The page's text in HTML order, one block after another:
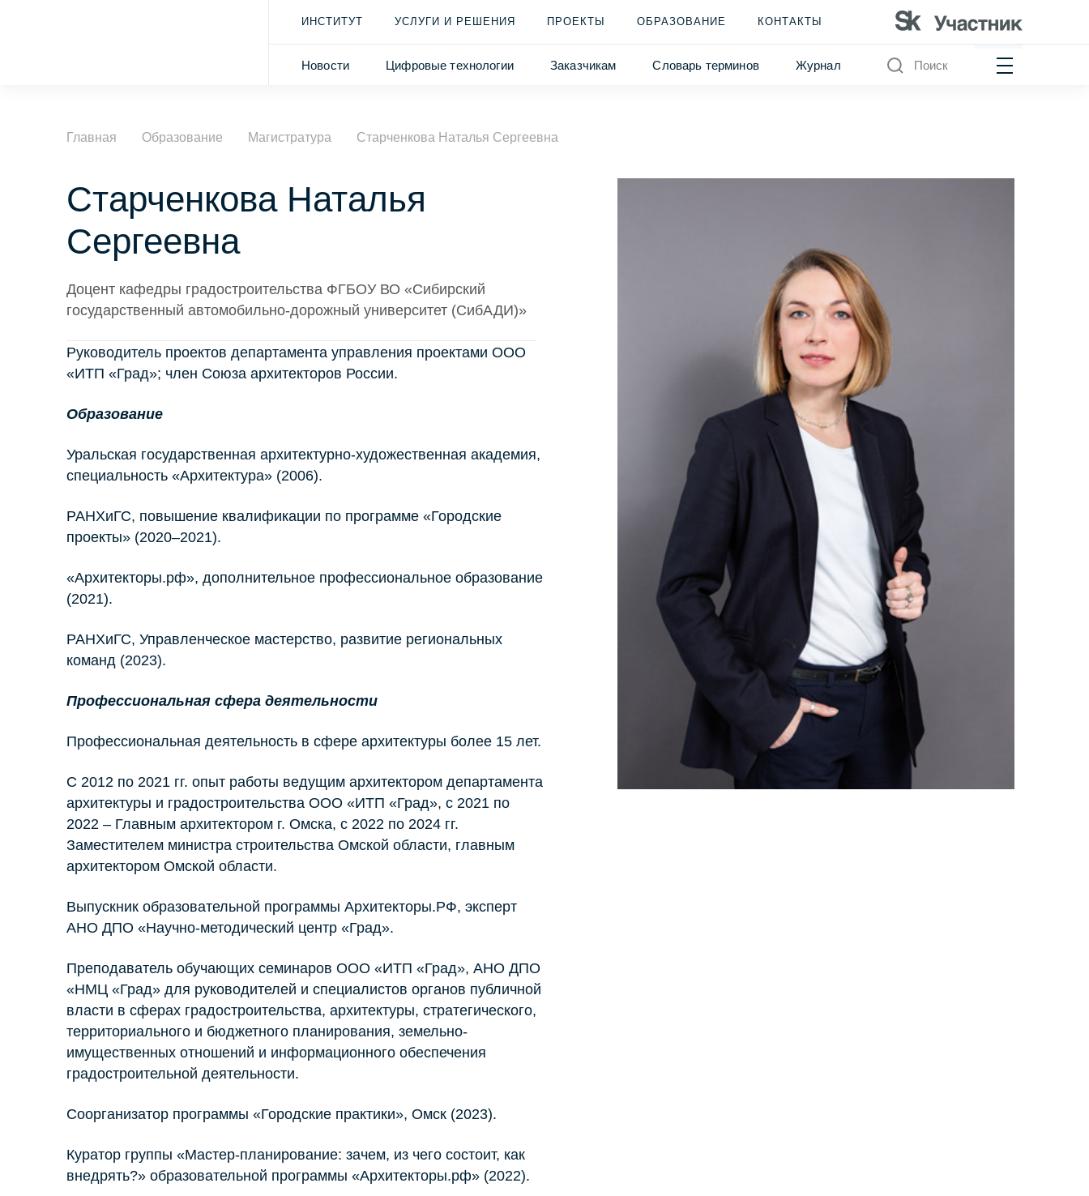
ИНСТИТУТ УСЛУГИ И РЕШЕНИЯ ПРОЕКТЫ ОБРАЗОВАНИЕ КОНТАКТЫ
Новости Цифровые технологии Заказчикам Словарь терминов Журнал Поиск
Главная Образование Магистратура Старченкова Наталья Сергеевна
Старченкова Наталья
Сергеевна
Доцент кафедры градостроительства ФГБОУ ВО «Сибирский
государственный автомобильно-дорожный университет (СибАДИ)»
Руководитель проектов департамента управления проектами ООО
«ИТП «Град»; член Союза архитекторов России.
Образование
Уральская государственная архитектурно-художественная академия,
специальность «Архитектура» (2006).
РАНХиГС, повышение квалификации по программе «Городские
проекты» (2020–2021).
«Архитекторы.рф», дополнительное профессиональное образование
(2021).
РАНХиГС, Управленческое мастерство, развитие региональных
команд (2023).
Профессиональная сфера деятельности
Профессиональная деятельность в сфере архитектуры более 15 лет.
С 2012 по 2021 гг. опыт работы ведущим архитектором департамента
архитектуры и градостроительства ООО «ИТП «Град», с 2021 по
2022 – Главным архитектором г. Омска, с 2022 по 2024 гг.
Заместителем министра строительства Омской области, главным
архитектором Омской области.
Выпускник образовательной программы Архитекторы.РФ, эксперт
АНО ДПО «Научно-методический центр «Град».
Преподаватель обучающих семинаров ООО «ИТП «Град», АНО ДПО
«НМЦ «Град» для руководителей и специалистов органов публичной
власти в сферах градостроительства, архитектуры, стратегического,
территориального и бюджетного планирования, земельно-
имущественных отношений и информационного обеспечения
градостроительной деятельности.
Соорганизатор программы «Городские практики», Омск (2023).
Куратор группы «Мастер-планирование: зачем, из чего состоит, как
внедрять?» образовательной программы «Архитекторы.рф» (2022).